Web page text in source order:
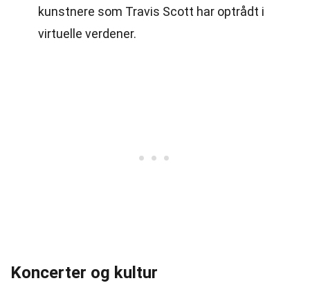
kunstnere som Travis Scott har optrådt i
virtuelle verdener.
Koncerter og kultur